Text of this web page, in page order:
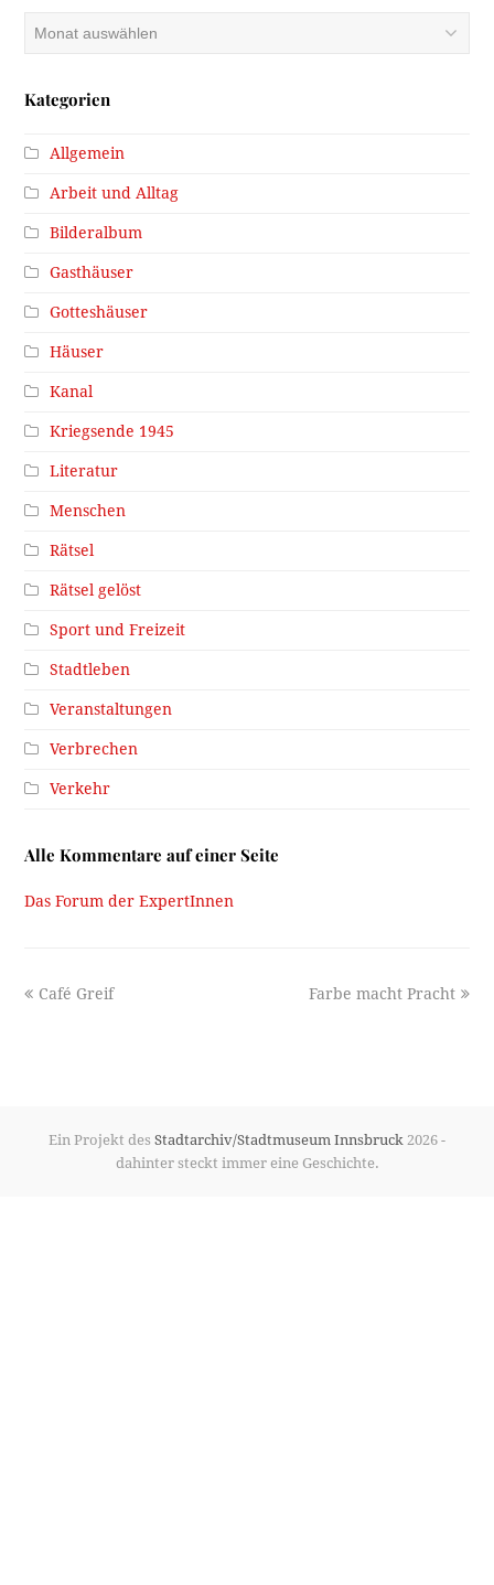
Kategorien
Allgemein
Arbeit und Alltag
Bilderalbum
Gasthäuser
Gotteshäuser
Häuser
Kanal
Kriegsende 1945
Literatur
Menschen
Rätsel
Rätsel gelöst
Sport und Freizeit
Stadtleben
Veranstaltungen
Verbrechen
Verkehr
Alle Kommentare auf einer Seite
Das Forum der ExpertInnen
previous
Café Greif
next
Farbe macht Pracht
Ein Projekt des Stadtarchiv/Stadtmuseum Innsbruck 2026 -
dahinter steckt immer eine Geschichte.